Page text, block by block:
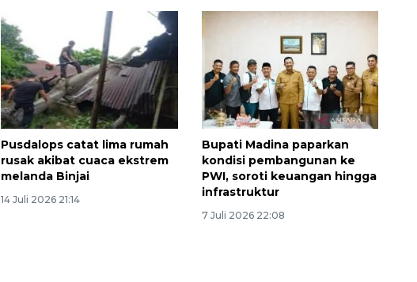
Pusdalops catat lima rumah
rusak akibat cuaca ekstrem
melanda Binjai
14 Juli 2026 21:14
Bupati Madina paparkan
kondisi pembangunan ke
PWI, soroti keuangan hingga
infrastruktur
7 Juli 2026 22:08